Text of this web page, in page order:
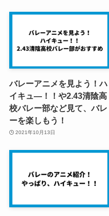
バレーアニメを見よう！ハ
イキュ―！！や2.43清陰高
校バレー部など見て、バレ
ーを楽しもう！
2021年10月13日